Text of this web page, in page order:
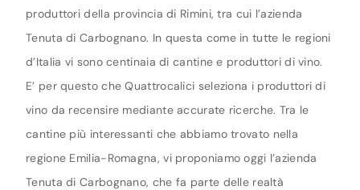
produttori della provincia di Rimini, tra cui l’azienda
Tenuta di Carbognano. In questa come in tutte le regioni
d’Italia vi sono centinaia di cantine e produttori di vino.
E’ per questo che Quattrocalici seleziona i produttori di
vino da recensire mediante accurate ricerche. Tra le
cantine più interessanti che abbiamo trovato nella
regione Emilia-Romagna, vi proponiamo oggi l’azienda
Tenuta di Carbognano, che fa parte delle realtà